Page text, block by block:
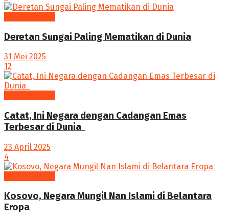
Deretan Sungai Paling Mematikan di Dunia
31 Mei 2025
12
Catat, Ini Negara dengan Cadangan Emas
Terbesar di Dunia ‎
23 April 2025
4
Kosovo, Negara Mungil Nan Islami di Belantara
Eropa ‎